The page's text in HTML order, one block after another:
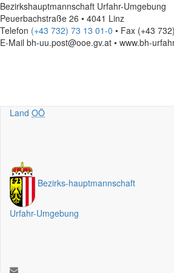
Bezirkshauptmannschaft Urfahr-Umgebung
Peuerbachstraße 26 • 4041 Linz
Telefon (+43 732) 73 13 01-0 • Fax (+43
E-Mail bh-uu.post@ooe.gv.at • www.bh-
Land OÖ
Bezirks-hauptmannschaft
Urfahr-Umgebung